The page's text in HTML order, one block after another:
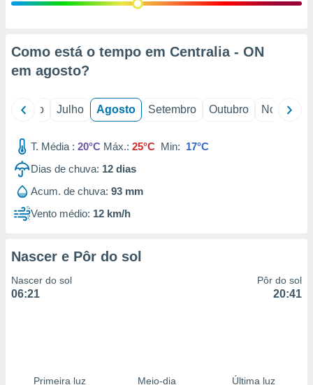
estudos
1199
Como está o tempo em Centralia - ON
em agosto?
Junho Julho Agosto Setembro Outubro Novembro
T. Média : 20°C Máx.: 25°C Min: 17°C
Dias de chuva: 12 dias
Acum. de chuva: 93 mm
Vento médio: 12 km/h
Nascer e Pôr do sol
Nascer do sol
06:21
Pôr do sol
20:41
Primeira luz
Meio-dia
Última luz